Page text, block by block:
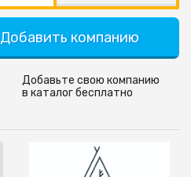
Добавить компанию
Добавьте свою компанию
в каталог бесплатно